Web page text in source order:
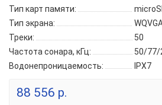
Тип карт памяти:
Тип экрана:
Треки:
50
Частота сонара, кГц:
50/77/
Водонепроницаемость:
IPX7
88 556 р.